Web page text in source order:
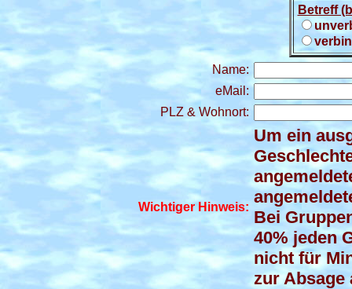
Betreff
Name:
eMail:
PLZ & Wohnort:
Wichtiger Hinweis:
Um ein
Bei
40% jeden
nicht für
zur Absage